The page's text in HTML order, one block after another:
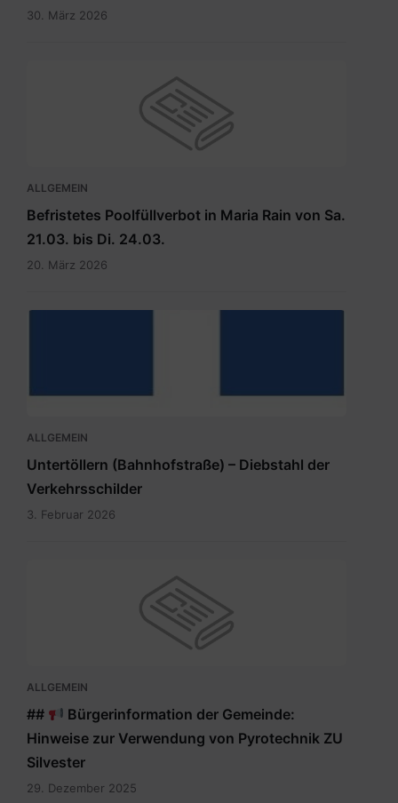
30. März 2026
ALLGEMEIN
Befristetes Poolfüllverbot in Maria Rain von Sa.
21.03. bis Di. 24.03.
20. März 2026
ALLGEMEIN
Untertöllern (Bahnhofstraße) – Diebstahl der
Verkehrsschilder
3. Februar 2026
ALLGEMEIN
##
Bürgerinformation der Gemeinde:
Hinweise zur Verwendung von Pyrotechnik ZU
Silvester
29. Dezember 2025